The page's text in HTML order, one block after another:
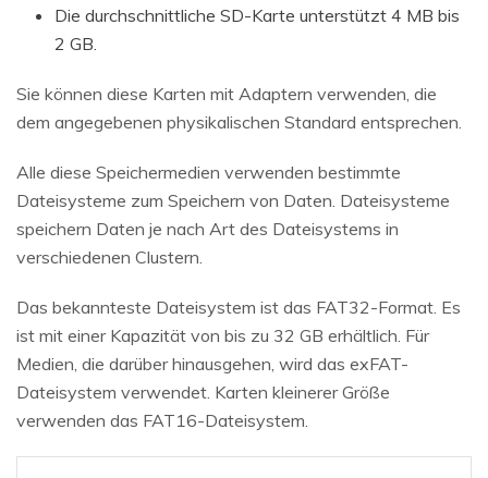
Die durchschnittliche SD-Karte unterstützt 4 MB bis
2 GB.
Sie können diese Karten mit Adaptern verwenden, die
dem angegebenen physikalischen Standard entsprechen.
Alle diese Speichermedien verwenden bestimmte
Dateisysteme zum Speichern von Daten. Dateisysteme
speichern Daten je nach Art des Dateisystems in
verschiedenen Clustern.
Das bekannteste Dateisystem ist das FAT32-Format. Es
ist mit einer Kapazität von bis zu 32 GB erhältlich. Für
Medien, die darüber hinausgehen, wird das exFAT-
Dateisystem verwendet. Karten kleinerer Größe
verwenden das FAT16-Dateisystem.